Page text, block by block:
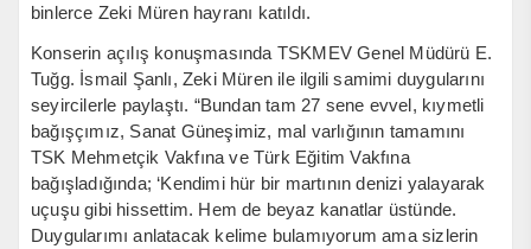
binlerce Zeki Müren hayranı katıldı.
Konserin açılış konuşmasında TSKMEV Genel Müdürü E.
Tuğg. İsmail Şanlı, Zeki Müren ile ilgili samimi duygularını
seyircilerle paylaştı. “Bundan tam 27 sene evvel, kıymetli
bağışçımız, Sanat Güneşimiz, mal varlığının tamamını
TSK Mehmetçik Vakfına ve Türk Eğitim Vakfına
bağışladığında; ‘Kendimi hür bir martının denizi yalayarak
uçuşu gibi hissettim. Hem de beyaz kanatlar üstünde.
Duygularımı anlatacak kelime bulamıyorum ama sizlerin